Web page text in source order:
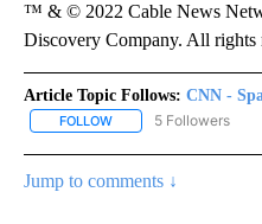
™ & © 2022 Cable News
Discovery Company. All rights
Article Topic Follows: CNN -
FOLLOW FOLLOW "CNN -
5 Followers
Jump to comments ↓